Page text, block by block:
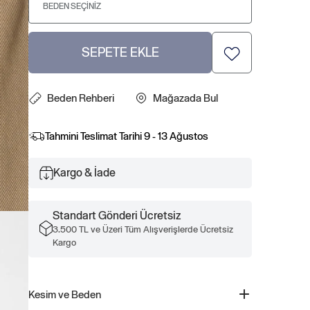
BEDEN SEÇINIZ
SEPETE EKLE
Beden Rehberi Mağazada Bul
Tahmini Teslimat Tarihi9 - 13 Ağustos
Kargo & İade
Standart Gönderi Ücretsiz
3.500 TL ve Üzeri Tüm Alışverişlerde Ücretsiz
Kargo
Kesim ve Beden